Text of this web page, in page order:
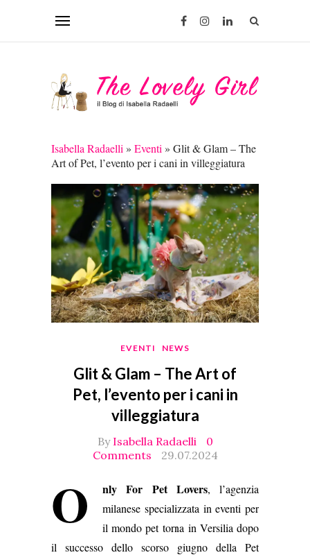
Isabella Radaelli » Eventi » Glit & Glam – The
Art of Pet, l’evento per i cani in villeggiatura
EVENTI NEWS
Glit & Glam – The Art of
Pet, l’evento per i cani in
villeggiatura
By Isabella Radaelli
0
Comments
29.07.2024
O nly For Pet Lovers, l’agenzia
milanese specializzata in eventi per
il mondo pet torna in Versilia dopo
il successo dello scorso giugno della Pet